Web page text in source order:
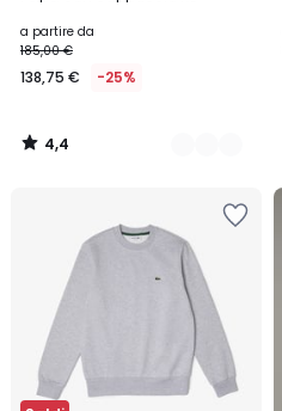
a partire da
185,00 €
138,75 € -25%
4,4
/